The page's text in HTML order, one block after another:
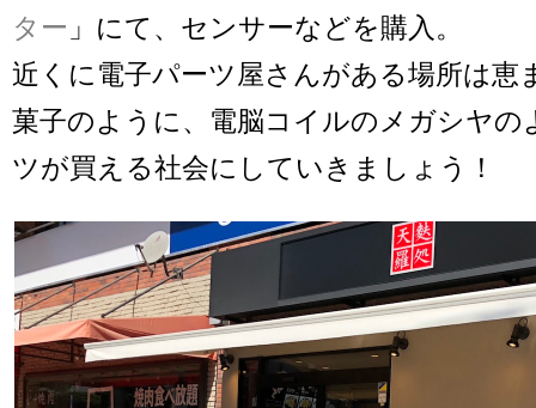
ター 」にて、センサーなどを購入。
近くに電子パーツ屋さんがある場所は恵
菓子のように、電脳コイルのメガシヤの
ツが買える社会にしていきましょう！